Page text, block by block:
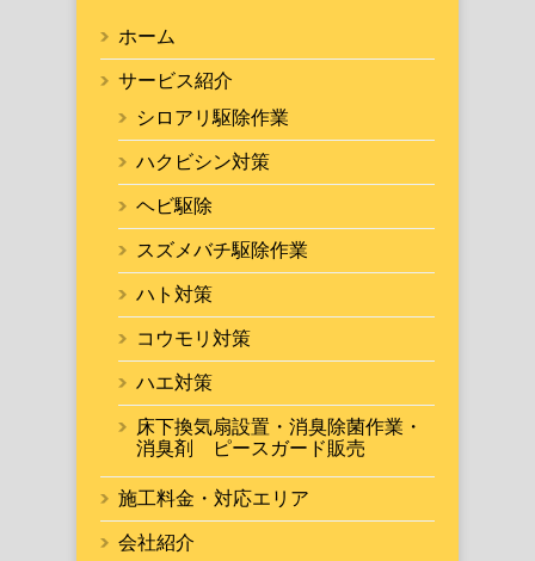
ホーム
サービス紹介
シロアリ駆除作業
ハクビシン対策
ヘビ駆除
スズメバチ駆除作業
ハト対策
コウモリ対策
ハエ対策
床下換気扇設置・消臭除菌作業・
消臭剤 ピースガード販売
施工料金・対応エリア
会社紹介